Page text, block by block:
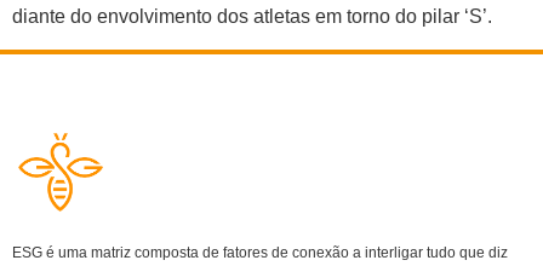
diante do envolvimento dos atletas em torno do pilar ‘S’.
ESG é uma matriz composta de fatores de conexão a interligar tudo que diz